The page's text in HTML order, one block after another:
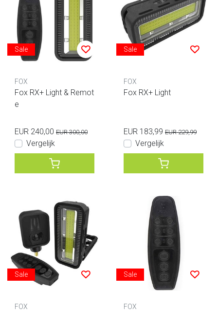
Sale
FOX
Fox RX+ Light & Remot
e
EUR 240,00 EUR 300,00
Vergelijk
Sale
FOX
Fox RX+ Light
EUR 183,99 EUR 229,99
Vergelijk
Sale
FOX
Sale
FOX